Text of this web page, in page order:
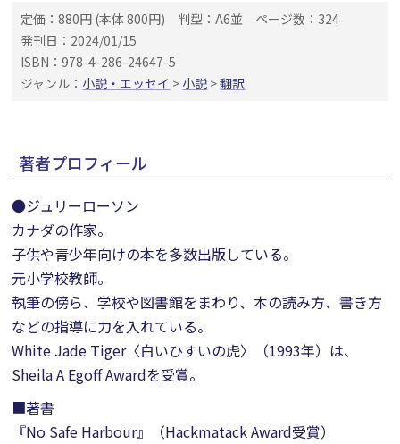
定価：880円 (本体 800円) 判型：A6並
ページ数：324
発刊日：2024/01/15
ISBN：978-4-286-24647-5
ジャンル： 小説・エッセイ > 小説 >翻訳
著者プロフィール
●ジュリーローソン
カナダの作家。
子供や青少年向けの本を多数出版している。
元小学校教師。
執筆の傍ら、学校や図書館をまわり、本の読み方、書き方
などの指導に力を入れている。
White Jade Tiger〈白いひすいの虎〉（1993年）は、
Sheila A Egoff Awardを受賞。
■著書
『No Safe Harbour』（Hackmatack Award受賞）